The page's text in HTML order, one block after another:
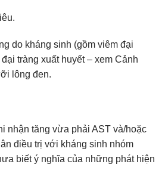
do kháng sinh (gồm viêm đại
tràng xuất huyết – xem Cảnh
lông đen.
nhận tăng vừa phải AST và/hoặc
điều trị với kháng sinh nhóm
biết ý nghĩa của những phát hiện